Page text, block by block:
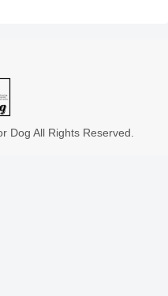
Dog All Rights Reserved.